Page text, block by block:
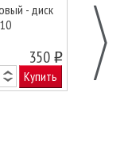
- диск
350 o
Купить